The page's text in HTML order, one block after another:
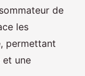
de
les
permettant
et une